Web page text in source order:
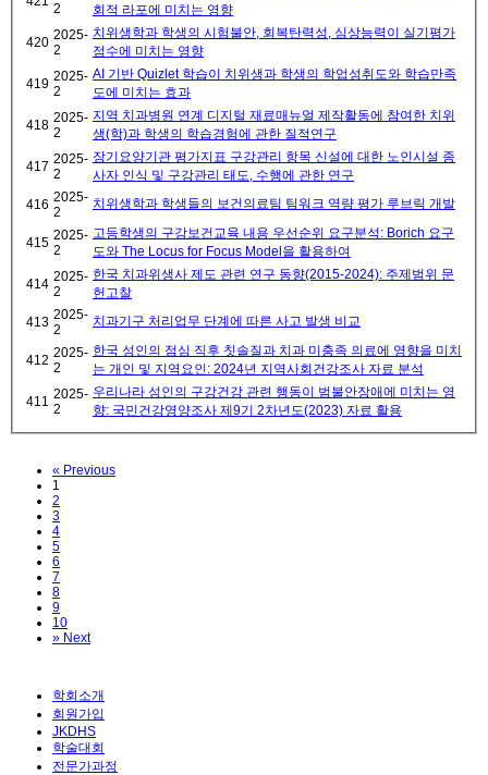
2
회적 라포에 미치는 영향
420 2025-
2
치위생학과 학생의 시험불안, 회복탄력성, 심상능력이 실기평가
점수에 미치는 영향
419 2025-
2
AI 기반 Quizlet 학습이 치위생과 학생의 학업성취도와 학습만족
도에 미치는 효과
418 2025-
2
지역 치과병원 연계 디지털 재료매뉴얼 제작활동에 참여한 치위
생(학)과 학생의 학습경험에 관한 질적연구
417 2025-
2
장기요양기관 평가지표 구강관리 항목 신설에 대한 노인시설 종
사자 인식 및 구강관리 태도, 수행에 관한 연구
416 2025-
2
치위생학과 학생들의 보건의료팀 팀워크 역량 평가 루브릭 개발
415 2025-
2
고등학생의 구강보건교육 내용 우선순위 요구분석: Borich 요구
도와 The Locus for Focus Model을 활용하여
414 2025-
2
한국 치과위생사 제도 관련 연구 동향(2015-2024): 주제범위 문
헌고찰
413 2025-
2
치과기구 처리업무 단계에 따른 사고 발생 비교
412 2025-
2
한국 성인의 점심 직후 칫솔질과 치과 미충족 의료에 영향을 미치
는 개인 및 지역요인: 2024년 지역사회건강조사 자료 분석
411 2025-
2
우리나라 성인의 구강건강 관련 행동이 범불안장애에 미치는 영
향: 국민건강영양조사 제9기 2차년도(2023) 자료 활용
« Previous
1
2
3
4
5
6
7
8
9
10
» Next
학회소개
회원가입
JKDHS
학술대회
전문가과정